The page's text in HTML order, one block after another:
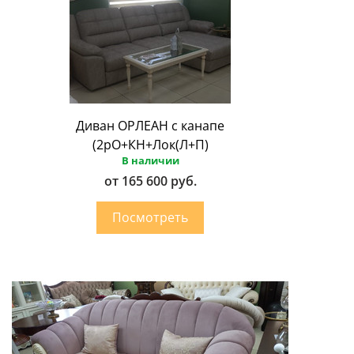
Диван ОРЛЕАН с канапе
(2рО+КН+Лок(Л+П)
В наличии
от 165 600 руб.